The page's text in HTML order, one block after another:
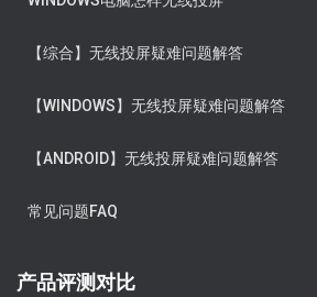
【综合】无线投屏疑难问题解答
【WINDOWS】无线投屏疑难问题解答
【ANDROID】无线投屏疑难问题解答
常见问题FAQ
产品评测对比